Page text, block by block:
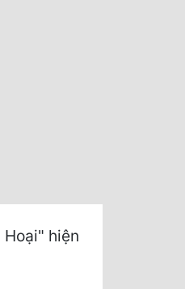
Hoại" hiện